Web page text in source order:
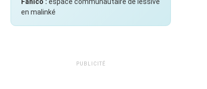
en malinké
PUBLICITÉ